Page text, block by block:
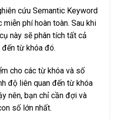
cứu Semantic Keyword
phí hoàn toàn. Sau khi
này sẽ phân tích tất cả
từ khóa đó.
cho các từ khóa và số
độ liên quan đến từ khóa
nên, bạn chỉ cần đợi và
số lớn nhất.